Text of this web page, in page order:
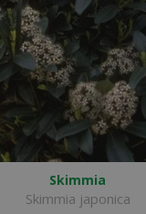
Skimmia
Skimmia japonica